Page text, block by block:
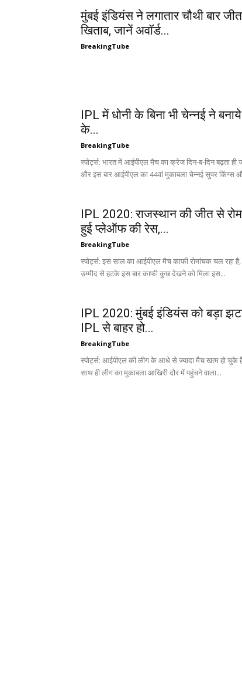
मुंबई इंडियंस ने लगातार चौथी बार
खिताब, जानें अवॉर्ड...
BreakingTube
IPL में धोनी के बिना भी चेन्नई ने
के...
BreakingTube
स्पोर्ट्स: भारत में आईपीएल मैच का क्रेज दिन-ब-दिन बढ़ता ही
और इस बार आईपीएल का 44वां मुकाबला चेन्नई सुपर किंग्स
IPL 2020: राजस्थान की जीत से
हुई प्लेऑफ की रेस,...
BreakingTube
स्पोर्ट्स: इस साल का आईपीएल मैच काफी रोमांचक चल रहा है,
उम्मीद से हटके इस बार काफी कुछ देखने को मिला इस...
IPL 2020: मुंबई इंडियंस को बड़ा
IPL से बाहर हो...
BreakingTube
स्पोर्ट्स: आईपीएल की लीग के आधे से ज्यादा मैच खत्म हो चुके
साथ ही लीग का मुकाबला आखिरी दौर में पहुंचने वाला...